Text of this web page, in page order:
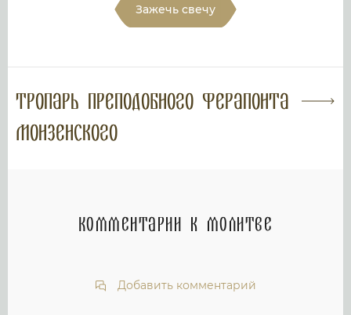
Зажечь свечу
Тропарь преподобного Ферапонта
Монзенского
Комментарии к молитве
Добавить комментарий